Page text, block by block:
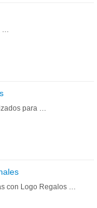
…
para …
con Logo Regalos …